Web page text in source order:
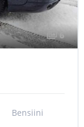
6
Bensiini